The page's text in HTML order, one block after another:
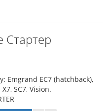
Стартер
Emgrand EC7 (hatchback),
SC7, Vision.